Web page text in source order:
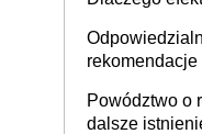
Powództwo o
dalsze